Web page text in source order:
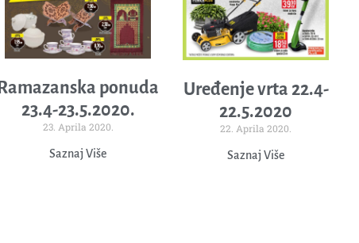
Ramazanska ponuda
23.4-23.5.2020.
23. Aprila 2020.
Saznaj Više
Uređenje vrta 22.4-
22.5.2020
22. Aprila 2020.
Saznaj Više